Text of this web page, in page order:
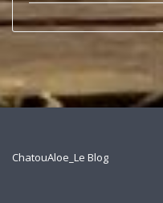
ChatouAloe_Le Blog